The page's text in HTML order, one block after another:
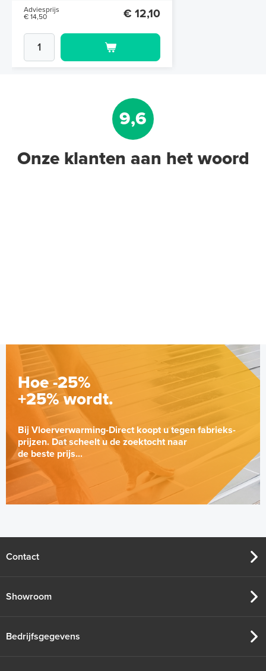
Adviesprijs
€ 14,50
€ 12,10
9,6
Onze klanten aan het woord
Hoe -25%
+25% wordt.
Bij Vloerverwarming-Direct koopt u tegen fabrieks-
prijzen. Dat scheelt u de zoektocht naar
de beste prijs...
Contact
Showroom
Bedrijfsgegevens